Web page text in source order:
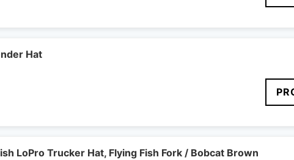
Hat
LoPro Trucker Hat, Flying Fish Fork / Bobcat Brown